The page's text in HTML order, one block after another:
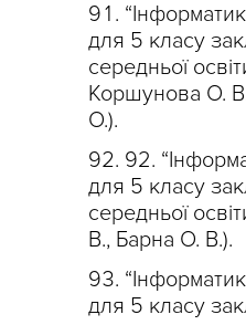
для 5 класу
середньої
Коршунова О.
О.).
92.
для 5 класу
середньої
В., Барна О. В.).
для 5 класу